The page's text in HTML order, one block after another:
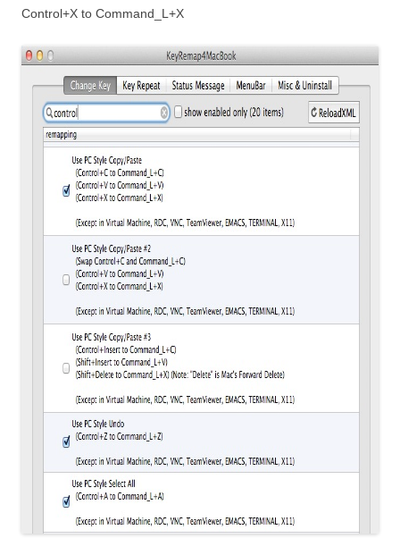
Control+X to Command_L+X